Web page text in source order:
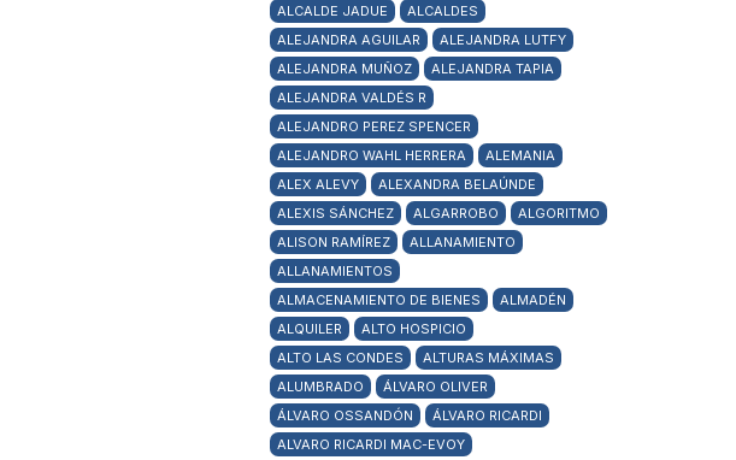
ALCALDE JADUE
ALCALDES
ALEJANDRA AGUILAR
ALEJANDRA LUTFY
ALEJANDRA MUÑOZ
ALEJANDRA TAPIA
ALEJANDRA VALDÉS R
ALEJANDRO PEREZ SPENCER
ALEJANDRO WAHL HERRERA
ALEMANIA
ALEX ALEVY
ALEXANDRA BELAÚNDE
ALEXIS SÁNCHEZ
ALGARROBO
ALGORITMO
ALISON RAMÍREZ
ALLANAMIENTO
ALLANAMIENTOS
ALMACENAMIENTO DE BIENES
ALMADÉN
ALQUILER
ALTO HOSPICIO
ALTO LAS CONDES
ALTURAS MÁXIMAS
ALUMBRADO
ÁLVARO OLIVER
ÁLVARO OSSANDÓN
ÁLVARO RICARDI
ALVARO RICARDI MAC-EVOY